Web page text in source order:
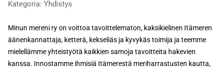
Kategoria: Yhdistys
Minun mereni ry on voittoa tavoittelematon, kaksikielinen Itämeren
äänenkannattaja, ketterä, kekseliäs ja kyvykäs toimija ja teemme
mielellämme yhteistyötä kaikkien samoja tavoitteita hakevien
kanssa. Innostamme ihmisiä Itämerestä meriharrastusten kautta,